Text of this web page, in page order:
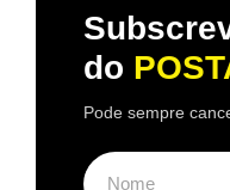
do
Pode sempre